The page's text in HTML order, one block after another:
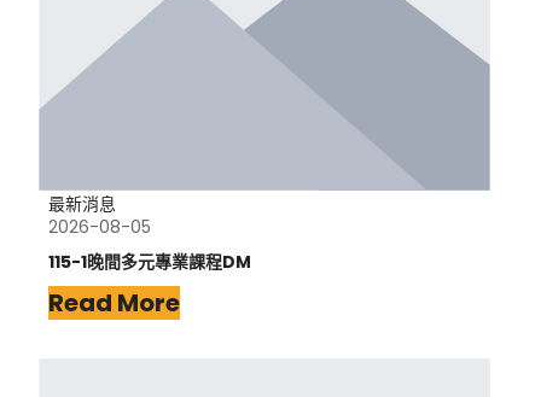
最新消息
2026-08-05
115-1晚間多元專業課程DM
Read More